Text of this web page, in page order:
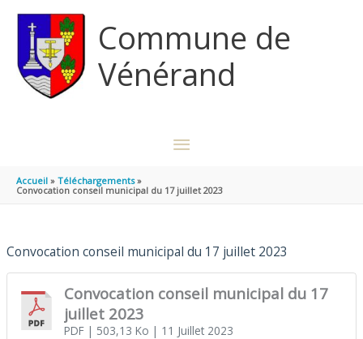
Commune de
Vénérand
MENU
PRINCIPAL
Accueil
Téléchargements
Convocation conseil municipal du 17 juillet 2023
Convocation conseil municipal du 17 juillet 2023
Convocation conseil municipal du 17
juillet 2023
PDF| 503,13 Ko | 11 Juillet 2023